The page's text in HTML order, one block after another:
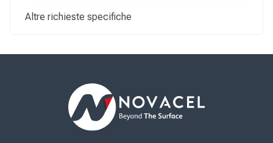
Altre richieste specifiche